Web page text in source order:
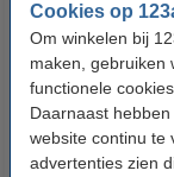
Cookies op
Om winkelen bij
maken, gebruiken
functionele
Daarnaast
website continu te
advertenties zien
123accu Xtreme